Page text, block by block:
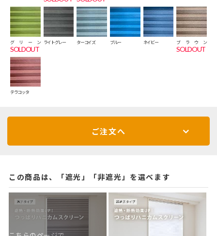
グリーン
SOLDOUT
ライトグレー ターコイズ ブルー ネイビー ブラウン
SOLDOUT
テラコッタ
ご注文へ
この商品は、「遮光」「非遮光」を選べます